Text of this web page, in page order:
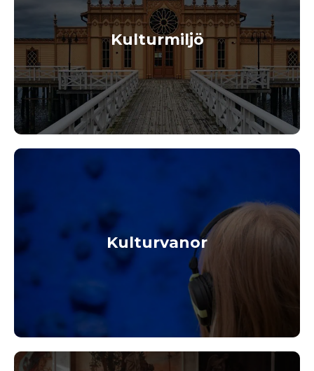
Kulturmiljö
Kulturvanor